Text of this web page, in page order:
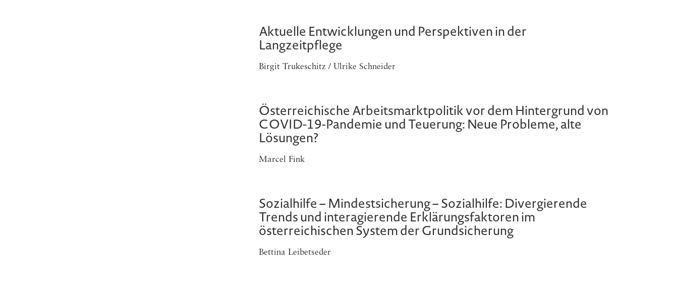
Aktuelle Entwicklungen und Perspektiven in der
Langzeitpflege
Birgit Trukeschitz / Ulrike Schneider
Österreichische Arbeitsmarktpolitik vor dem Hintergrund von
COVID-19-Pandemie und Teuerung: Neue Probleme, alte
Lösungen?
Marcel Fink
Sozialhilfe – Mindestsicherung – Sozialhilfe: Divergierende
Trends und interagierende Erklärungsfaktoren im
österreichischen System der Grundsicherung
Bettina Leibetseder